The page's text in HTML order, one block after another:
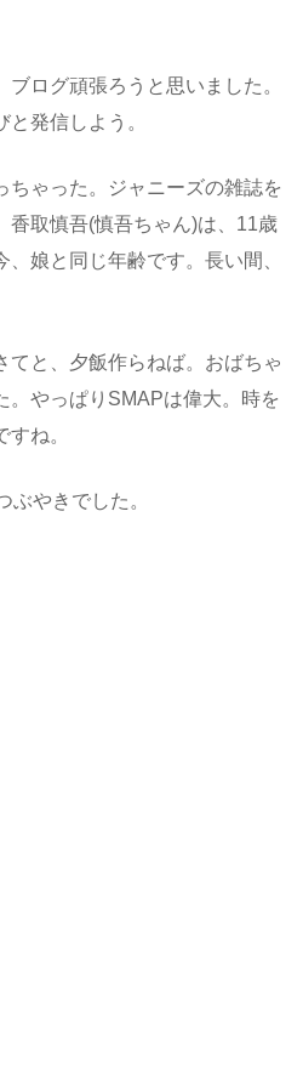
ログ頑張ろうと思いました。
発信しよう。
ちゃった。ジャニーズの雑誌を
香取慎吾(慎吾ちゃん)は、11歳
娘と同じ年齢です。長い間、
と、夕飯作らねば。おばちゃ
。やっぱりSMAPは偉大。時を
ね。
ぶやきでした。